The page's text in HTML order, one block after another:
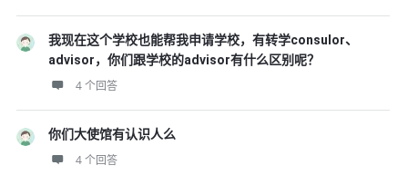
我现在这个学校也能帮我申请学校，有转学consulor、
advisor，你们跟学校的advisor有什么区别呢？
4 个回答
你们大使馆有认识人么
4 个回答